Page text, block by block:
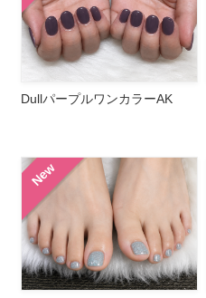
DullパープルワンカラーAK
New